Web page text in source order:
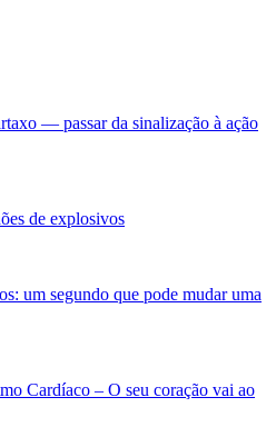
— passar da sinalização à ação
de explosivos
um segundo que pode mudar uma
Cardíaco – O seu coração vai ao